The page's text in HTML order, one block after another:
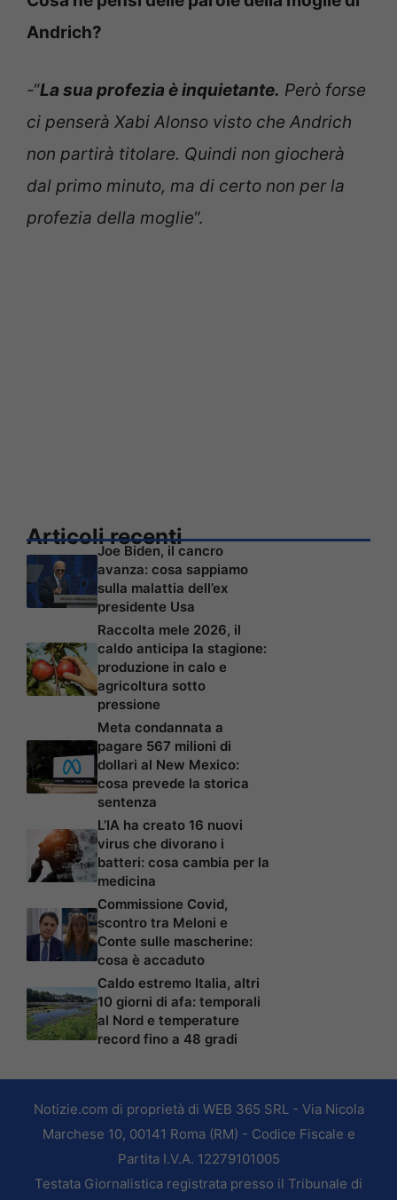
Andrich?
-“La sua profezia è inquietante. Però forse
ci penserà Xabi Alonso visto che Andrich
non partirà titolare. Quindi non giocherà
dal primo minuto, ma di certo non per la
profezia della moglie“.
Articoli recenti
Joe Biden, il cancro
avanza: cosa sappiamo
sulla malattia dell’ex
presidente Usa
Raccolta mele 2026, il
caldo anticipa la stagione:
produzione in calo e
agricoltura sotto
pressione
Meta condannata a
pagare 567 milioni di
dollari al New Mexico:
cosa prevede la storica
sentenza
L’IA ha creato 16 nuovi
virus che divorano i
batteri: cosa cambia per la
medicina
Commissione Covid,
scontro tra Meloni e
Conte sulle mascherine:
cosa è accaduto
Caldo estremo Italia, altri
10 giorni di afa: temporali
al Nord e temperature
record fino a 48 gradi
Notizie.com di proprietà di WEB 365 SRL - Via Nicola
Marchese 10, 00141 Roma (RM) - Codice Fiscale e
Partita I.V.A. 12279101005
Testata Giornalistica registrata presso il Tribunale di